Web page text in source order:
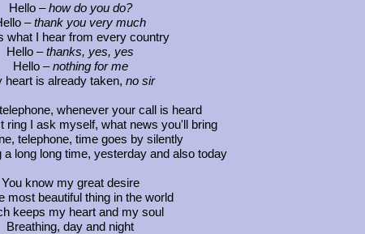
Hello –how do you do?
–thank you very much
what I hear from every country
Hello –thanks, yes, yes
Hello –nothing for me
heart is already taken, no sir
whenever your call is heard
ring I ask myself, what news you'll bring
telephone, time goes by silently
a long long time, yesterday and also today
You know my great desire
most beautiful thing in the world
keeps my heart and my soul
Breathing, day and night